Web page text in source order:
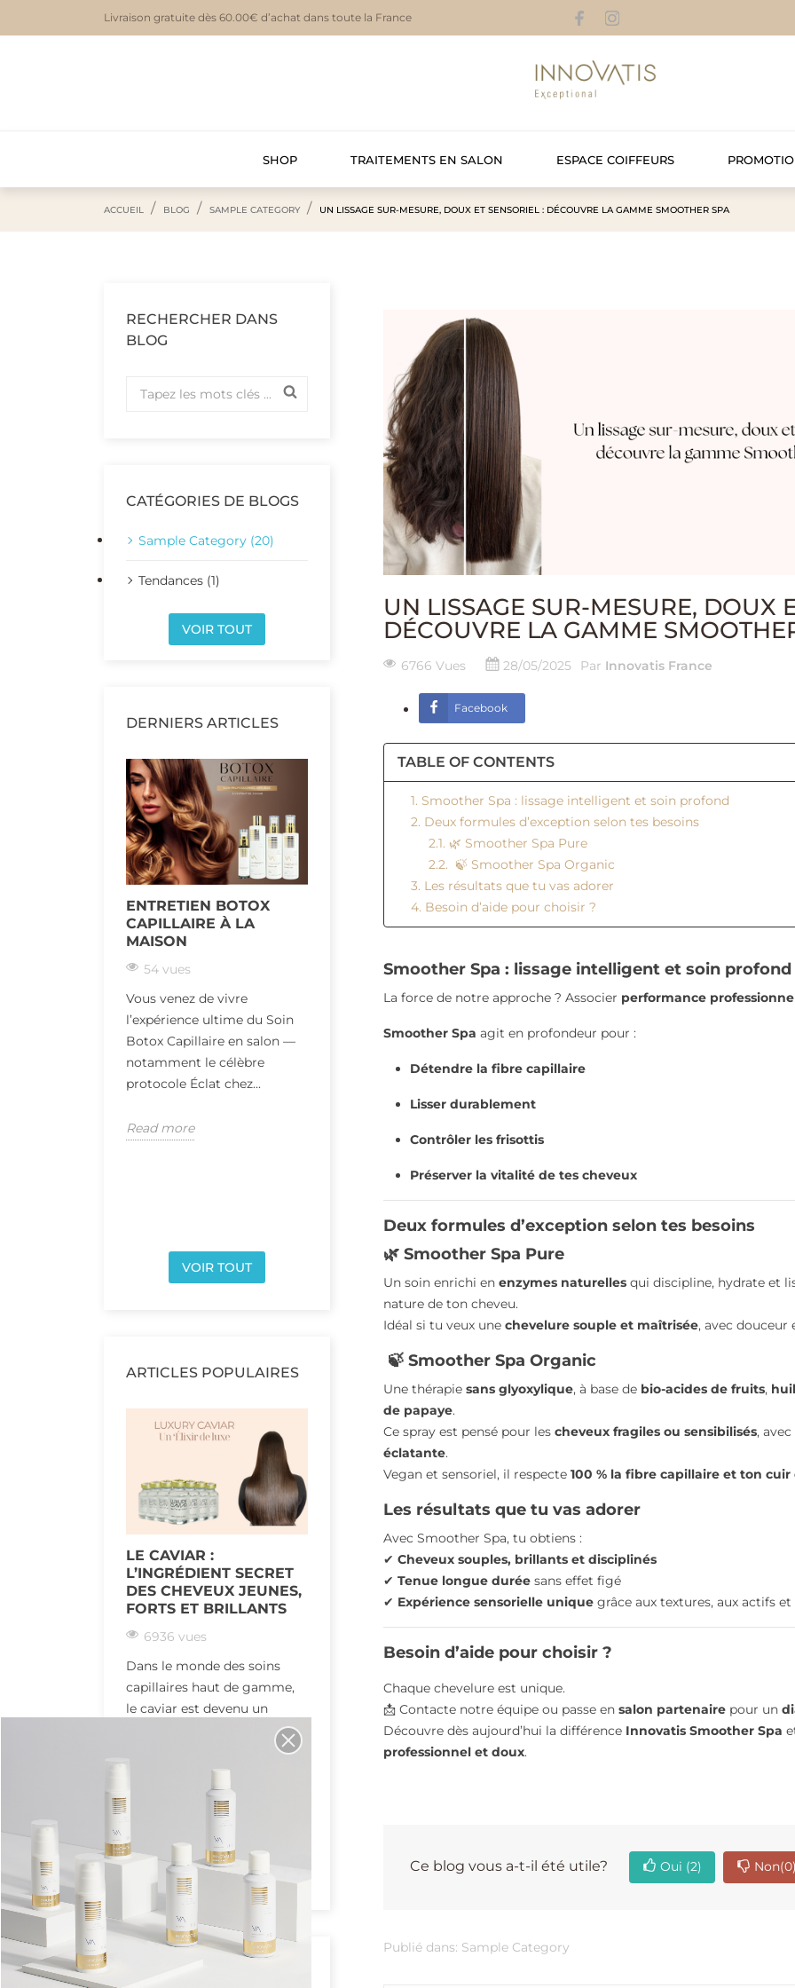
Livraison gratuite dès 60.00€ d’achat dans toute la France
SHOP TRAITEMENTS EN SALON ESPACE COIFFEURS
ACCUEIL BLOG SAMPLE CATEGORY UN LISSAGE SUR-MESURE, DOUX ET SENSORIEL : DÉCOUVRE LA GAMME SMOOTHER SPA
RECHERCHER DANS
BLOG
CATÉGORIES DE BLOGS
Sample Category (20)
Tendances (1)
VOIR TOUT
DERNIERS ARTICLES
ENTRETIEN BOTOX
CAPILLAIRE À LA
MAISON
54 vues
Vous venez de vivre
l’expérience ultime du Soin
Botox Capillaire en salon —
notamment le célèbre
protocole Éclat chez...
Read more
SOIN BOTOX CHEVEUX
Vos cheveux sont ternes,
répétition, ou sensibilisés par
l'utilisation quotidienne...
Read more
RENEW : LE SOIN
RECONSTRUCTEUR QUI
MATIÈRE ET ÉCLAT À
TES CHEVEUX
FRAGILISÉS
cassants, plus secs, moins
fragilisée,...
Read more
AU
Read
VOIR TOUT
ARTICLES POPULAIRES
LE CAVIAR :
L’INGRÉDIENT SECRET
DES CHEVEUX JEUNES,
FORTS ET BRILLANTS
6936 vues
Dans le monde des soins
capillaires haut de gamme,
le caviar est devenu un
ingrédient d’exception. Riche
UN LISSAGE SUR-
MESURE, DOUX ET
SENSORIEL :
DÉCOUVRE LA GAMME
SMOOTHER SPA
6765 vues
Un lissage sur-mesure, doux
et sensoriel avec Smoother
Spa Tu rêves de cheveux
lisses, brillants et faciles à
LE SECRET D’UNE
CHEVELURE SUBLIME :
UN MASQUE
CAPILLAIRE, UNE FOIS
PAR SEMAINE
5878 vues
Le secret d’une chevelure
sublime : le masque
capillaire hebdomadaire Et si
des
VOIR TOUT
UN LISSAGE SUR-MESURE, DOUX
DÉCOUVRE LA GAMME
6766 Vues 28/05/2025 Par Innovatis France
Facebook
TABLE OF CONTENTS
1. Smoother Spa : lissage intelligent et soin profond
2. Deux formules d’exception selon tes besoins
2.1. 🌿 Smoother Spa Pure
2.2. 🍃 Smoother Spa Organic
3. Les résultats que tu vas adorer
4. Besoin d’aide pour choisir ?
Smoother Spa : lissage intelligent et soin profond
La force de notre approche ? Associer performance
Smoother Spa agit en profondeur pour :
Détendre la fibre capillaire
Lisser durablement
Contrôler les frisottis
Préserver la vitalité de tes cheveux
Deux formules d’exception selon tes besoins
🌿 Smoother Spa Pure
Un soin enrichi en enzymes naturelles qui discipline, hydrate et
nature de ton cheveu.
Idéal si tu veux une chevelure souple et maîtrisée, avec douceur
🍃 Smoother Spa Organic
Une thérapie sans glyoxylique, à base de bio-acides de fruits,
de papaye.
Ce spray est pensé pour les cheveux fragiles ou sensibilisés,
éclatante.
Vegan et sensoriel, il respecte 100 % la fibre capillaire et ton cuir
Les résultats que tu vas adorer
Avec Smoother Spa, tu obtiens :
✔ Cheveux souples, brillants et disciplinés
✔ Tenue longue durée sans effet figé
✔ Expérience sensorielle unique grâce aux textures, aux actifs
Besoin d’aide pour choisir ?
Chaque chevelure est unique.
📩 Contacte notre équipe ou passe en salon partenaire pour un
Découvre dès aujourd’hui la différence Innovatis Smoother Spa
professionnel et doux.
Ce blog vous a-t-il été utile? Oui (2) Non(0)
Publié dans: Sample Category